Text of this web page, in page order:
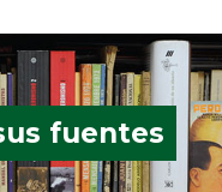
fuentes